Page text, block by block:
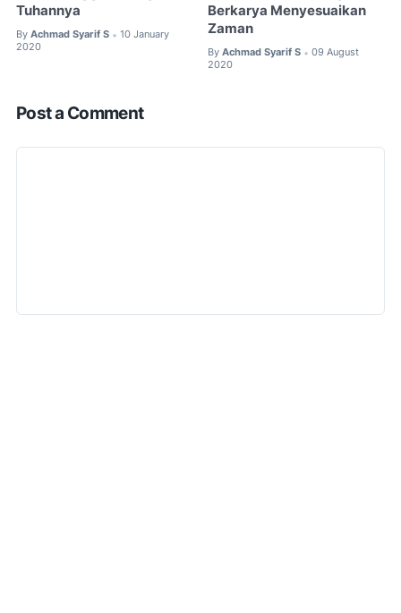
Tuhannya
By Achmad Syarif S • 10 January
2020
Berkarya Menyesuaikan
Zaman
By Achmad Syarif S • 09 August
2020
Post a Comment